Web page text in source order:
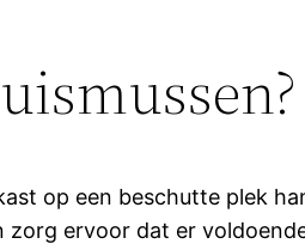
op een beschutte plek
ervoor dat er